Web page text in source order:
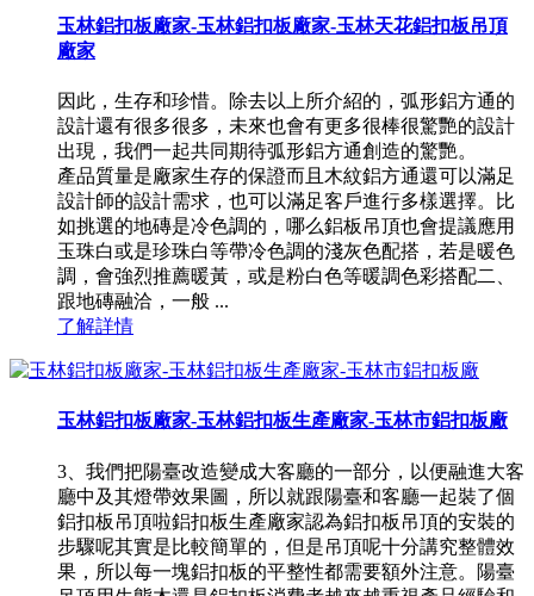
玉林鋁扣板廠家-玉林鋁扣板廠家-玉林天花鋁扣板吊頂
廠家
因此，生存和珍惜。除去以上所介紹的，弧形鋁方通的
設計還有很多很多，未來也會有更多很棒很驚艷的設計
出現，我們一起共同期待弧形鋁方通創造的驚艷。
產品質量是廠家生存的保證而且木紋鋁方通還可以滿足
設計師的設計需求，也可以滿足客戶進行多樣選擇。比
如挑選的地磚是冷色調的，哪么鋁板吊頂也會提議應用
玉珠白或是珍珠白等帶冷色調的淺灰色配搭，若是暖色
調，會強烈推薦暖黃，或是粉白色等暖調色彩搭配二、
跟地磚融洽，一般 ...
了解詳情
玉林鋁扣板廠家-玉林鋁扣板生產廠家-玉林市鋁扣板廠
3、我們把陽臺改造變成大客廳的一部分，以便融進大客
廳中及其燈帶效果圖，所以就跟陽臺和客廳一起裝了個
鋁扣板吊頂啦鋁扣板生產廠家認為鋁扣板吊頂的安裝的
步驟呢其實是比較簡單的，但是吊頂呢十分講究整體效
果，所以每一塊鋁扣板的平整性都需要額外注意。陽臺